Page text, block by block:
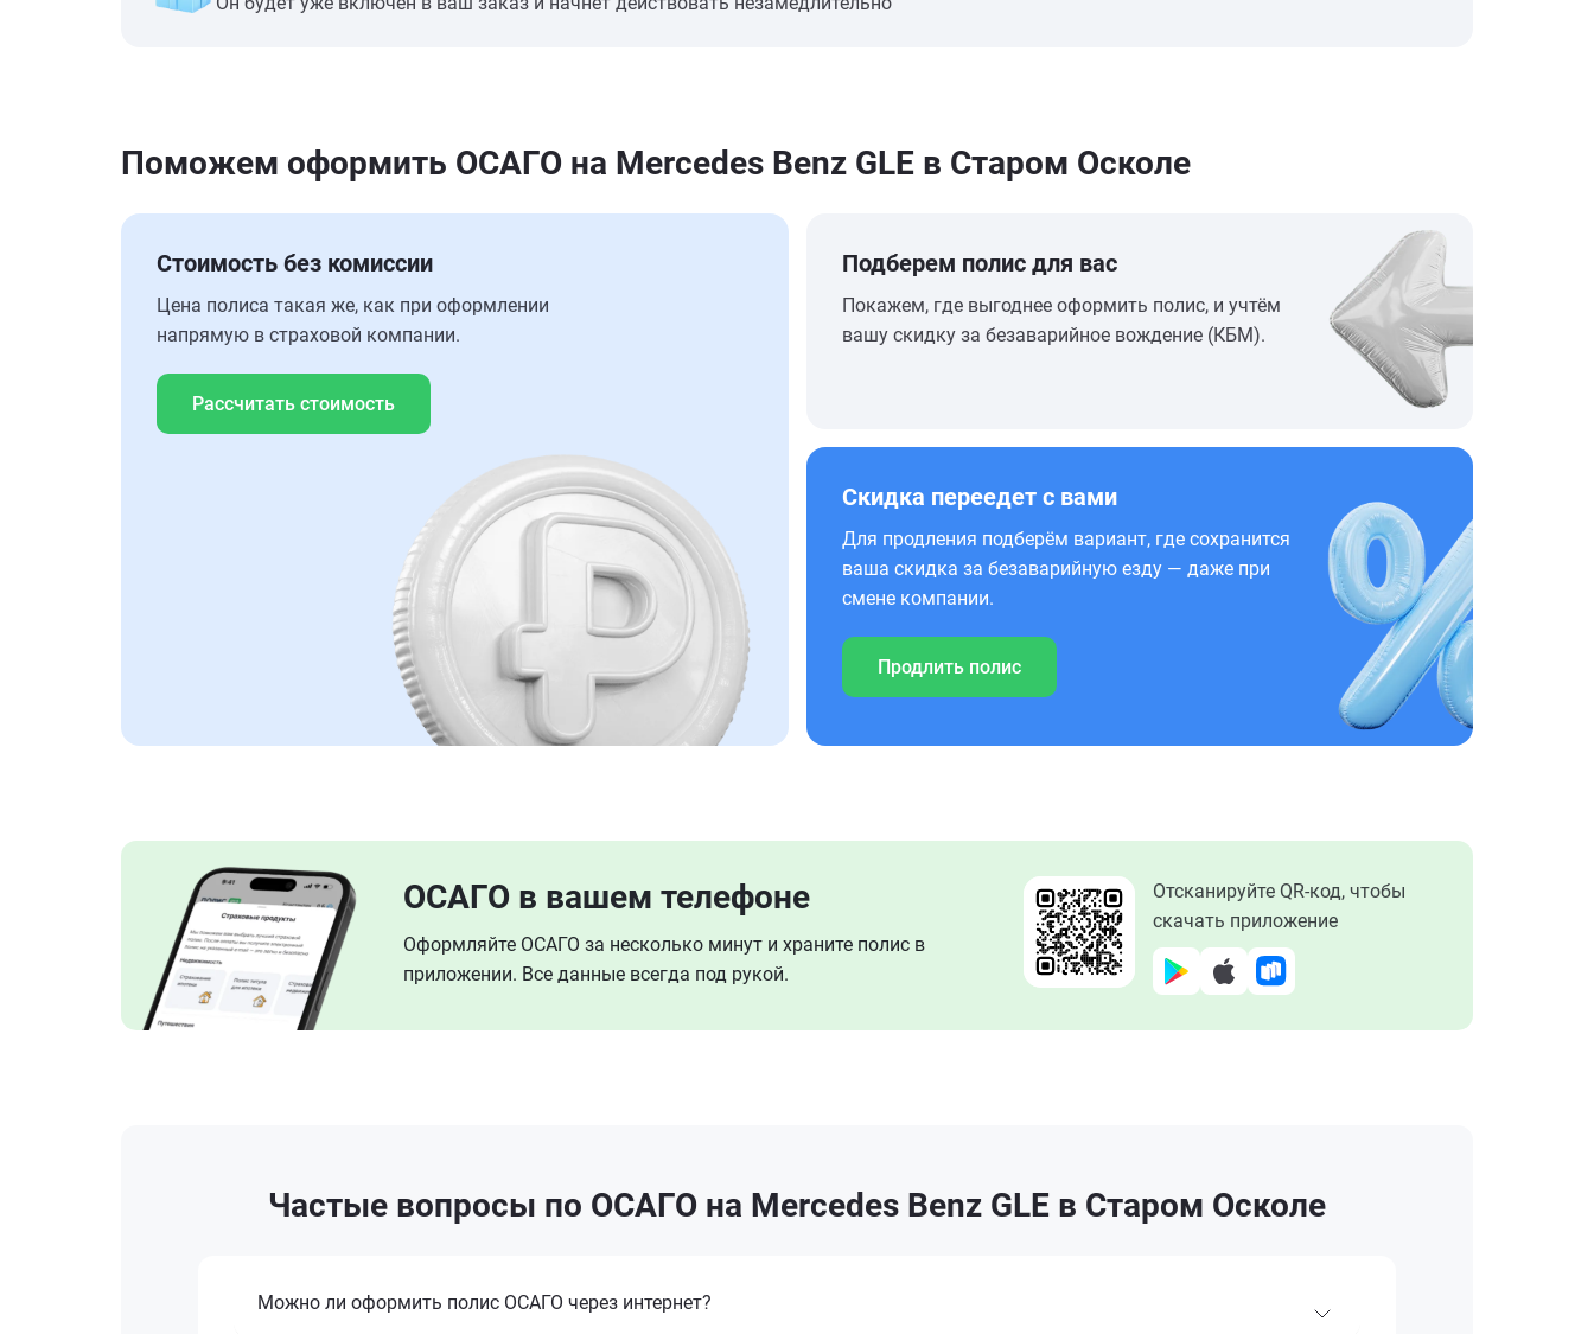
Поможем оформить ОСАГО на Mercedes Benz GLE в Старом Осколе
Стоимость без комиссии
Цена полиса такая же, как при оформлении
напрямую в страховой компании.
Рассчитать стоимость
Подберем полис для вас
Покажем, где выгоднее оформить полис, и учтём
вашу скидку за безаварийное вождение (КБМ).
Скидка переедет с вами
Для продления подберём вариант, где сохранится
ваша скидка за безаварийную езду — даже при
смене компании.
Продлить полис
ОСАГО в вашем телефоне
Оформляйте ОСАГО за несколько минут и храните полис в
приложении. Все данные всегда под рукой.
Отсканируйте QR-код, чтобы
скачать приложение
Частые вопросы по ОСАГО на Mercedes Benz GLE в Старом Осколе
Можно ли оформить полис ОСАГО через интернет?